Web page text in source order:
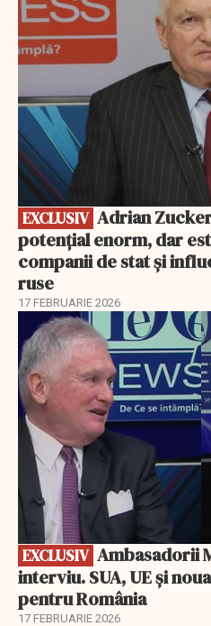
EXCLUSIV
potențial enorm, dar
companii de stat și
ruse
17 FEBRUARIE 2026
EXCLUSIV
EXCLUSIV
interviu. SUA, UE și
pentru România
17 FEBRUARIE 2026